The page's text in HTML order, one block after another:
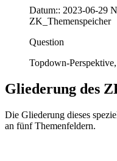
Datum:: 2023-06-29
ZK_Themenspeicher
Question
Topdown-
Gliederung des
Die Gliederung dieses
an fünf Themenfeldern.